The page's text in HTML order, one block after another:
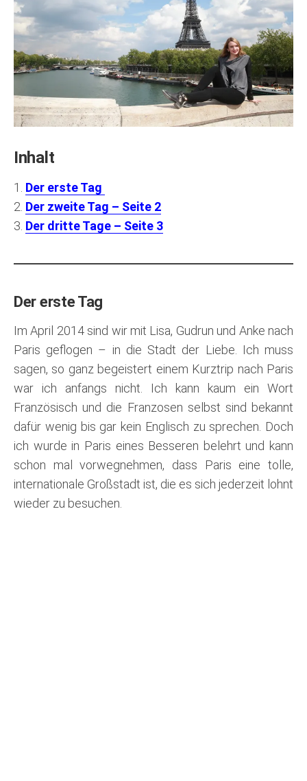
Inhalt
1. Der erste Tag
2. Der zweite Tag – Seite 2
3. Der dritte Tage – Seite 3
Der erste Tag
Im April 2014 sind wir mit Lisa, Gudrun und Anke nach
Paris geflogen – in die Stadt der Liebe. Ich muss
sagen, so ganz begeistert einem Kurztrip nach Paris
war ich anfangs nicht. Ich kann kaum ein Wort
Französisch und die Franzosen selbst sind bekannt
dafür wenig bis gar kein Englisch zu sprechen. Doch
ich wurde in Paris eines Besseren belehrt und kann
schon mal vorwegnehmen, dass Paris eine tolle,
internationale Großstadt ist, die es sich jederzeit lohnt
wieder zu besuchen.